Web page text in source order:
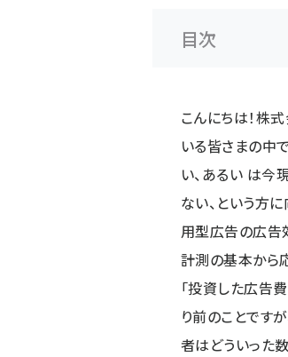
目次
こんにちは！株
いる皆さまの中
い、あるい は今
ない、という方
用型広告の広告
計測の基本から
「投資した広告
り前のことです
者はどういった